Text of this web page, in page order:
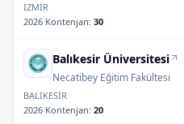
İZMİR
2026 Kontenjan: 30
Balıkesir Üniversitesi
Necatibey Eğitim Fakültesi
BALIKESİR
2026 Kontenjan: 20